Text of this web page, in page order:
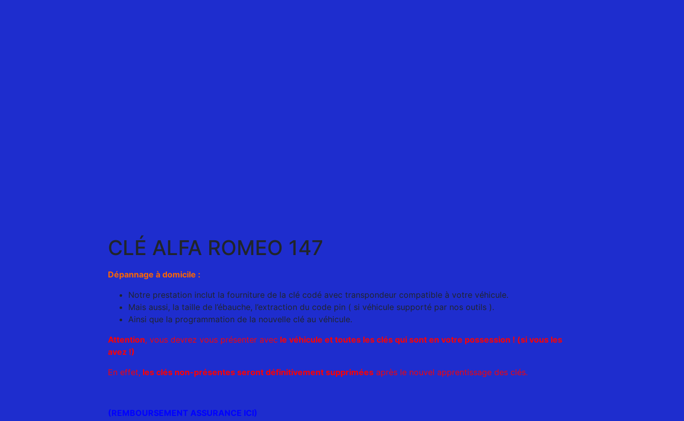
CLÉ ALFA ROMEO 147
Dépannage à domicile :
Notre prestation inclut la fourniture de la clé codé avec transpondeur compatible à votre véhicule.
Mais aussi, la taille de l’ébauche, l’extraction du code pin ( si véhicule supporté par nos outils ).
Ainsi que la programmation de la nouvelle clé au véhicule.
Attention, vous devrez vous présenter avec le véhicule et toutes les clés qui sont en votre possession ! (si vous les
avez !)
En effet, les clés non-présentes seront définitivement supprimées après le nouvel apprentissage des clés.
(REMBOURSEMENT ASSURANCE ICI)